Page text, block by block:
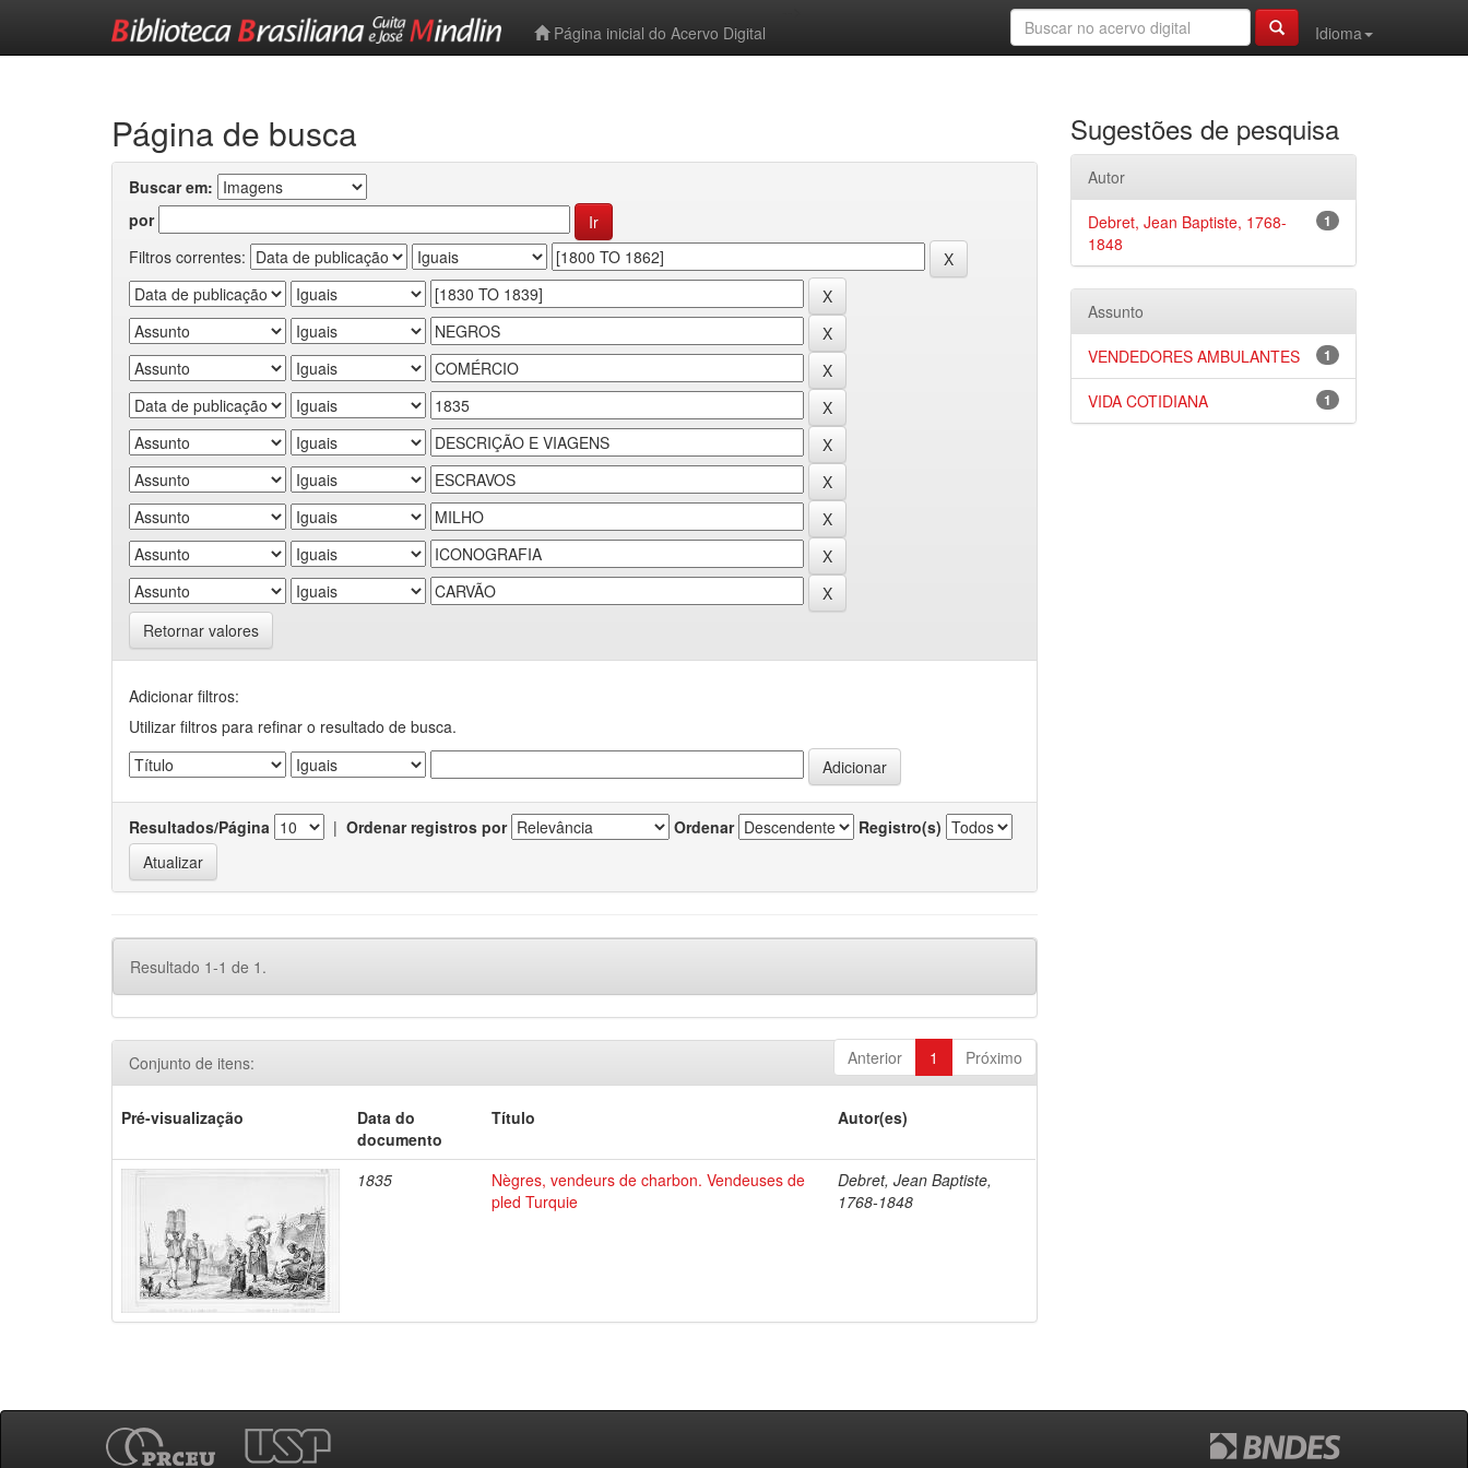
Página inicial do Acervo Digital
Idioma
Página de busca
Buscar em:
por
Filtros correntes:
Retornar valores
Adicionar filtros:
Utilizar filtros para refinar o resultado de busca.
Resultados/Página | Ordenar registros por Ordenar Registro(s)
Resultado 1-1 de 1.
Anterior 1 Próximo
Conjunto de itens:
Pré-visualização
Data do
documento
Título Autor(es)
1835
Nègres, vendeurs de charbon. Vendeuses de
pled Turquie
Debret, Jean Baptiste,
1768-1848
Sugestões de pesquisa
Autor
1
Debret, Jean Baptiste, 1768-
1848
Assunto
1
VENDEDORES AMBULANTES
1
VIDA COTIDIANA